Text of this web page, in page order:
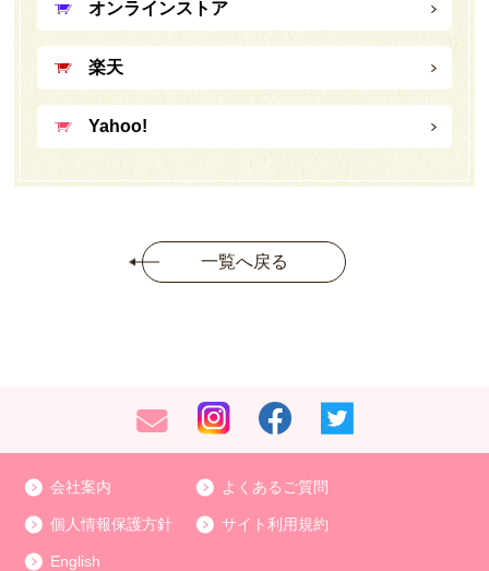
オンラインストア
楽天
Yahoo!
一覧へ戻る
会社案内 よくあるご質問
個人情報保護方針 サイト利用規約
English